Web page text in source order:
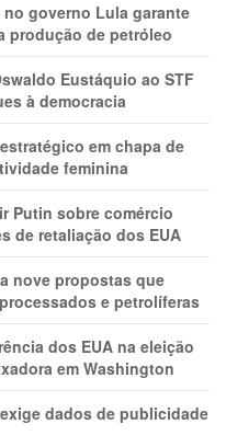
governo Lula garante
produção de petróleo
Eustáquio ao STF
à democracia
em chapa de
feminina
Putin sobre comércio
de retaliação dos EUA
nove propostas que
e petrolíferas
dos EUA na eleição
em Washington
dados de publicidade